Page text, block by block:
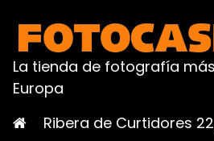
La tienda de fotografía
Europa
Ribera de Curtidores